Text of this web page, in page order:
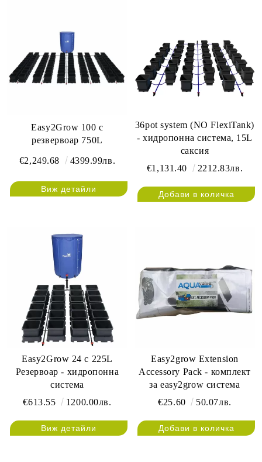
Easy2Grow 100 с
резвервоар 750L
€2,249.68 4399.99лв.
Виж детайли
36pot system (NO FlexiTank)
- хидропонна система, 15L
саксия
€1,131.40
2212.83лв.
Easy2Grow 24 с 225L
Резервоар - хидропонна
система
€613.55
1200.00лв.
Виж детайли
Easy2grow Extension
Accessory Pack - комплект
за easy2grow система
€25.60
50.07лв.